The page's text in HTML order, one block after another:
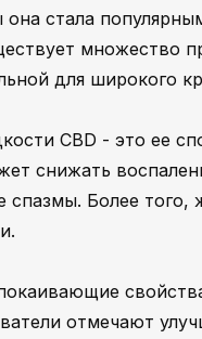
стала
множество
для широкого
CBD - это ее
снижать
Более того,
отмечают